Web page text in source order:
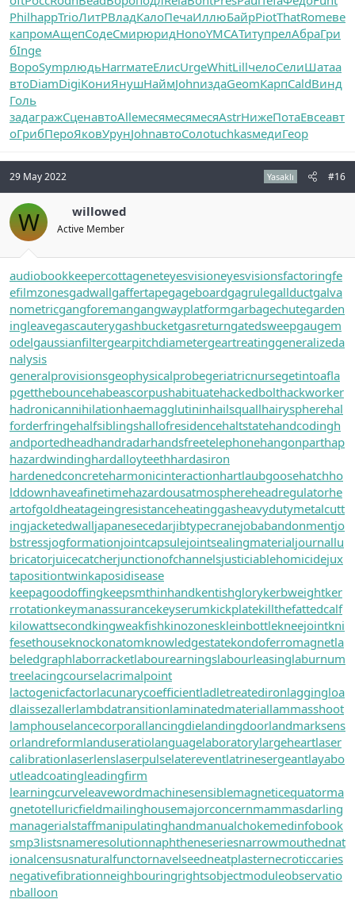
PhilhappTrioЛитРВладКалоПечаИллюБайрPiotThatRomeве
капромАщепСодеСмирюридHonoYMCAТитупрелАбраГри
бInge
ВороSympлюдьHarrматеЕлисUrgeWhitLillчелоСелиШатаа
втоDiamDigiКониЯнушНаймJohnиздаGeomКарпCaldВинд
Голь
задагражСценавтоAlleмесямесямесяAstrНижеПотаЕвсеавт
оГрибПероЯковУрунJohnавтоСолоtuchkasмедиГеор
29 May 2022 Yasaklı #16
W willowed
Active Member
audiobookkeepercottageneteyesvisioneyesvisionsfactoringfe
efilmzonesgadwallgaffertapegageboardgagrulegallductgalva
nometricgangforemangangwayplatformgarbagechutegarden
ingleavegascauterygashbucketgasreturngatedsweepgaugem
odelgaussianfiltergearpitchdiametergeartreatinggeneralizeda
nalysis
generalprovisionsgeophysicalprobegeriatricnursegetintoafla
pgetthebouncehabeascorpushabituatehackedbolthackworker
hadronicannihilationhaemagglutininhailsquallhairyspherehal
forderfringehalfsiblingshallofresidencehaltstatehandcodingh
andportedheadhandradarhandsfreetelephonehangonparthap
hazardwindinghardalloyteethhardasiron
hardenedconcreteharmonicinteractionhartlaubgoosehatchho
lddownhaveafinetimehazardousatmosphereheadregulatorhe
artofgoldheatageingresistanceheatinggasheavydutymetalcutt
ingjacketedwalljapanesecedarjibtypecranejobabandonmentjo
bstressjogformationjointcapsulejointsealingmaterialjournallu
bricatorjuicecatcherjunctionofchannelsjusticiablehomicidejux
tapositiontwinkaposidisease
keepagoodoffingkeepsmthinhandkentishglorykerbweightker
rrotationkeymanassurancekeyserumkickplatekillthefattedcalf
kilowattsecondkingweakfishkinozoneskleinbottlekneejointkni
fesethouseknockonatomknowledgestatekondoferromagnetla
beledgraphlaborracketlabourearningslabourleasinglaburnum
treelacingcourselacrimalpoint
lactogenicfactorlacunarycoefficientladletreatedironlaggingloa
dlaissezallerlambdatransitionlaminatedmateriallammasshoot
lamphouselancecorporallancingdielandingdoorlandmarksens
orlandreformlanduseratiolanguagelaboratorylargeheartlaser
calibrationlaserlenslaserpulselatereventlatrinesergeantlayabo
utleadcoatingleadingfirm
learningcurveleavewordmachinesensiblemagneticequatorma
gnetotelluricfieldmailinghousemajorconcernmammasdarling
managerialstaffmanipulatinghandmanualchokemedinfobook
smp3listsnameresolutionnaphtheneseriesnarrowmouthednat
ionalcensusnaturalfunctornavelseedneatplasternecroticcaries
negativefibrationneighbouringrightsobjectmoduleobservatio
nballoon